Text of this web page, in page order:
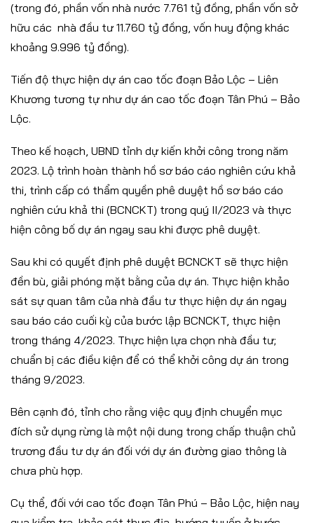
(trong đó, phần vốn nhà nước 7.761 tỷ đồng, phần vốn sở
hữu các nhà đầu tư 11.760 tỷ đồng, vốn huy động khác
khoảng 9.996 tỷ đồng).
Tiến độ thực hiện dự án cao tốc đoạn Bảo Lộc – Liên
Khương tương tự như dự án cao tốc đoạn Tân Phú – Bảo
Lộc.
Theo kế hoạch, UBND tỉnh dự kiến khởi công trong năm
2023. Lộ trình hoàn thành hồ sơ báo cáo nghiên cứu khả
thi, trình cấp có thẩm quyền phê duyệt hồ sơ báo cáo
nghiên cứu khả thi (BCNCKT) trong quý II/2023 và thực
hiện công bố dự án ngay sau khi được phê duyệt.
Sau khi có quyết định phê duyệt BCNCKT sẽ thực hiện
đền bù, giải phóng mặt bằng của dự án. Thực hiện khảo
sát sự quan tâm của nhà đầu tư thực hiện dự án ngay
sau báo cáo cuối kỳ của bước lập BCNCKT, thực hiện
trong tháng 4/2023. Thực hiện lựa chọn nhà đầu tư;
chuẩn bị các điều kiện để có thể khởi công dự án trong
tháng 9/2023.
Bên cạnh đó, tỉnh cho rằng việc quy định chuyển mục
đích sử dụng rừng là một nội dung trong chấp thuận chủ
trương đầu tư dự án đối với dự án đường giao thông là
chưa phù hợp.
Cụ thể, đối với cao tốc đoạn Tân Phú – Bảo Lộc, hiện nay